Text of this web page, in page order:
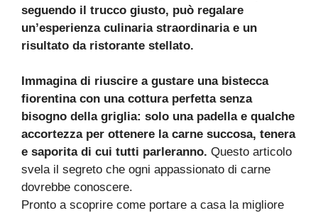
seguendo il trucco giusto, può regalare
un’esperienza culinaria straordinaria e un
risultato da ristorante stellato.
Immagina di riuscire a gustare una bistecca
fiorentina con una cottura perfetta senza
bisogno della griglia: solo una padella e qualche
accortezza per ottenere la carne succosa, tenera
e saporita di cui tutti parleranno. Questo articolo
svela il segreto che ogni appassionato di carne
dovrebbe conoscere.
Pronto a scoprire come portare a casa la migliore